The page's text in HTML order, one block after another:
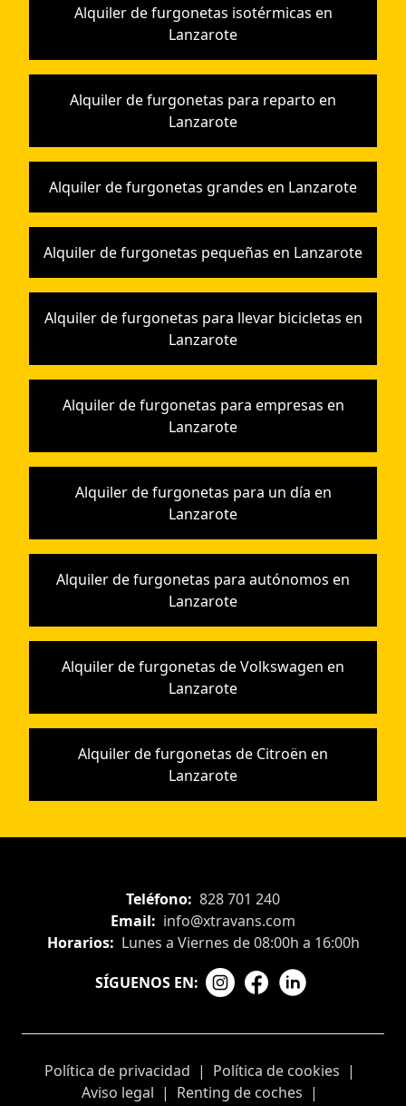
Alquiler de furgonetas isotérmicas en
Lanzarote
Alquiler de furgonetas para reparto en
Lanzarote
Alquiler de furgonetas grandes en Lanzarote
Alquiler de furgonetas pequeñas en Lanzarote
Alquiler de furgonetas para llevar bicicletas en
Lanzarote
Alquiler de furgonetas para empresas en
Lanzarote
Alquiler de furgonetas para un día en
Lanzarote
Alquiler de furgonetas para autónomos en
Lanzarote
Alquiler de furgonetas de Volkswagen en
Lanzarote
Alquiler de furgonetas de Citroën en
Lanzarote
Teléfono: 828 701 240
Email: info@xtravans.com
Horarios: Lunes a Viernes de 08:00h a 16:00h
SÍGUENOS EN:
Política de privacidad | Política de cookies |
Aviso legal | Renting de coches |